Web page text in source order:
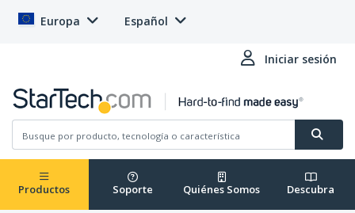
Europa Español
Iniciar sesión
Productos Soporte Quiénes Somos Descubra